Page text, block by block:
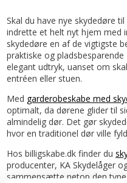
Skal du have nye skydedøre
indrette et helt nyt hjem med
skydedøre en af de vigtigste
praktiske og
elegant udtryk, uanset om
entréen eller stuen.
Med garderobeskabe med
optimalt, da dørene glider til
almindelig dør. Det gør
hvor en traditionel dør ville
Hos billigskabe.dk finder du
producenter, KA Skydelåger
sammensætte netop den